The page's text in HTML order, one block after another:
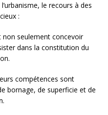
le recours à des
:
non seulement concevoir
dans la constitution du
compétences sont
bornage, de superficie et de